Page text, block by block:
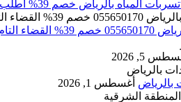
خصم 39% اطلب الان 0556501701‬‏ – تقارير معتمدة
والقوارض
5, 2026
بالرياض أغسطس 1, 2026